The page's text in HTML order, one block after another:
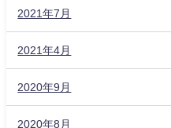
2021年7月
2021年4月
2020年9月
2020年8月